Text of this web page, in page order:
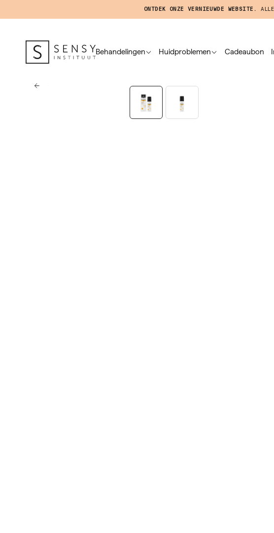
ONTDEK ONZE VERNIEUWDE WEBSITE.
Behandelingen Huidproblemen Cadeaubon